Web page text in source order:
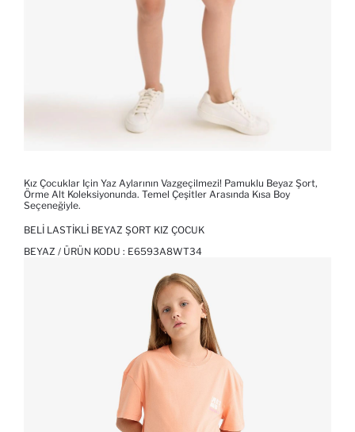
Kız Çocuklar Için Yaz Aylarının Vazgeçilmezi! Pamuklu Beyaz Şort,
Örme Alt Koleksiyonunda. Temel Çeşitler Arasında Kısa Boy
Seçeneğiyle.
BELI LASTIKLI BEYAZ ŞORT KIZ ÇOCUK
BEYAZ / ÜRÜN KODU : E6593A8WT34